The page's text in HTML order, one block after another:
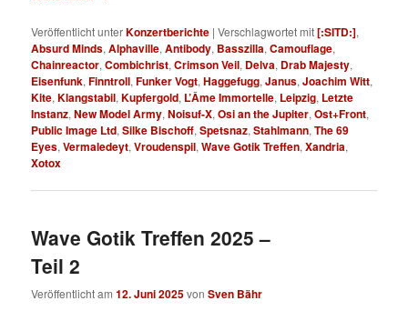
Veröffentlicht unterKonzertberichte |Verschlagwortet mit[:SITD:],
Absurd Minds,Alphaville,Antibody, Basszilla,Camouflage,
Chainreactor,Combichrist,Crimson Veil, Delva, Drab Majesty,
Eisenfunk,Finntroll,Funker Vogt,Haggefugg,Janus,Joachim Witt,
Kite,Klangstabil,Kupfergold, L’Âme Immortelle, Leipzig, Letzte
Instanz,New Model Army,Noisuf-X,Osi an the Jupiter,Ost+Front,
Public Image Ltd,Silke Bischoff,Spetsnaz,Stahlmann,The 69
Eyes,Vermaledeyt,Vroudenspil,Wave Gotik Treffen,Xandria,
Xotox
Wave Gotik Treffen 2025 –
Teil 2
Veröffentlicht am12. Juni 2025vonSven Bähr